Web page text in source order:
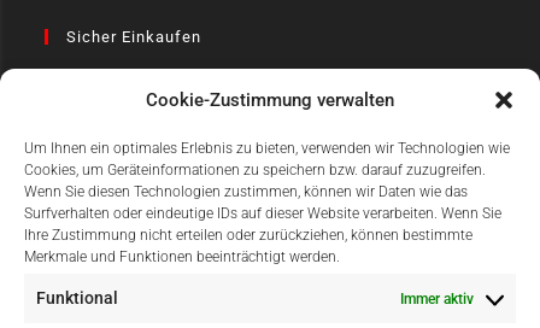
Cookie-Zustimmung verwalten
Um Ihnen ein optimales Erlebnis zu bieten, verwenden wir Technologien wie
Cookies, um Geräteinformationen zu speichern bzw. darauf zuzugreifen.
Wenn Sie diesen Technologien zustimmen, können wir Daten wie das
Surfverhalten oder eindeutige IDs auf dieser Website verarbeiten. Wenn Sie
Ihre Zustimmung nicht erteilen oder zurückziehen, können bestimmte
Merkmale und Funktionen beeinträchtigt werden.
Funktional Immer aktiv
Sicher Einkaufen
Einfach Online Bezahlen